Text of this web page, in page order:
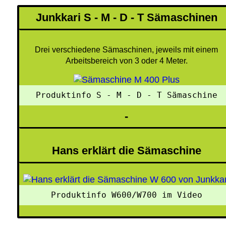
Junkkari S - M - D - T Sämaschinen
Drei verschiedene Sämaschinen, jeweils mit einem
Arbeitsbereich von 3 oder 4 Meter.
Produktinfo S - M - D - T Sämaschine
-
Hans erklärt die Sämaschine
Produktinfo W600/W700 im Video